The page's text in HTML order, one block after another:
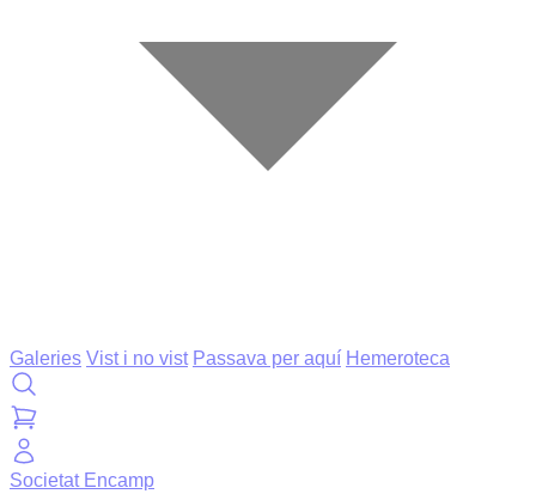
Galeries Vist i no vist Passava per aquí Hemeroteca
Societat Encamp